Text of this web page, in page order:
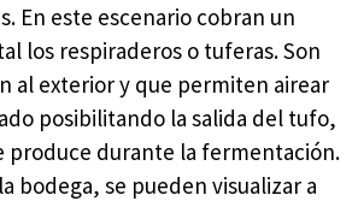
En este escenario cobran un
los respiraderos o tuferas. Son
al exterior y que permiten airear
posibilitando la salida del tufo,
produce durante la fermentación.
bodega, se pueden visualizar a